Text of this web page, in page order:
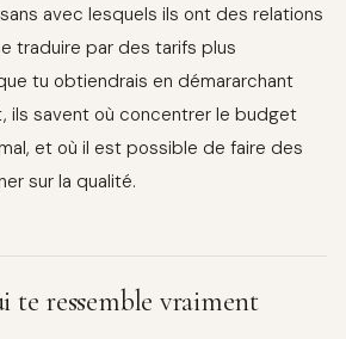
avec lesquels ils ont des relations
traduire par des tarifs plus
tu obtiendrais en démararchant
ils savent où concentrer le budget
et où il est possible de faire des
sur la qualité.
ressemble vraiment